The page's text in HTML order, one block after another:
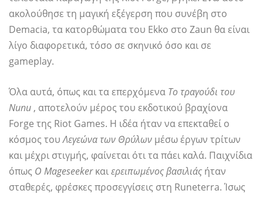
ακολούθησε τη μαγική εξέγερση που συνέβη στο
Demacia, τα κατορθώματα του Ekko στο Zaun θα είναι
λίγο διαφορετικά, τόσο σε σκηνικό όσο και σε
gameplay.
Όλα αυτά, όπως και τα επερχόμενα Το τραγούδι του
Nunu , αποτελούν μέρος του εκδοτικού βραχίονα
Forge της Riot Games. Η ιδέα ήταν να επεκταθεί ο
κόσμος τουΛεγεώνα των Θρύλων μέσω έργων τρίτων
και μέχρι στιγμής, φαίνεται ότι τα πάει καλά. Παιχνίδια
όπως Ο Mageseekerκαιερειπωμένος βασιλιάς ήταν
σταθερές, φρέσκες προσεγγίσεις στη Runeterra. Ίσως